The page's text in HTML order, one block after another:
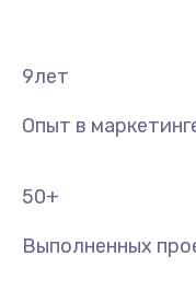
9лет
Опыт в
50+
Выполненных